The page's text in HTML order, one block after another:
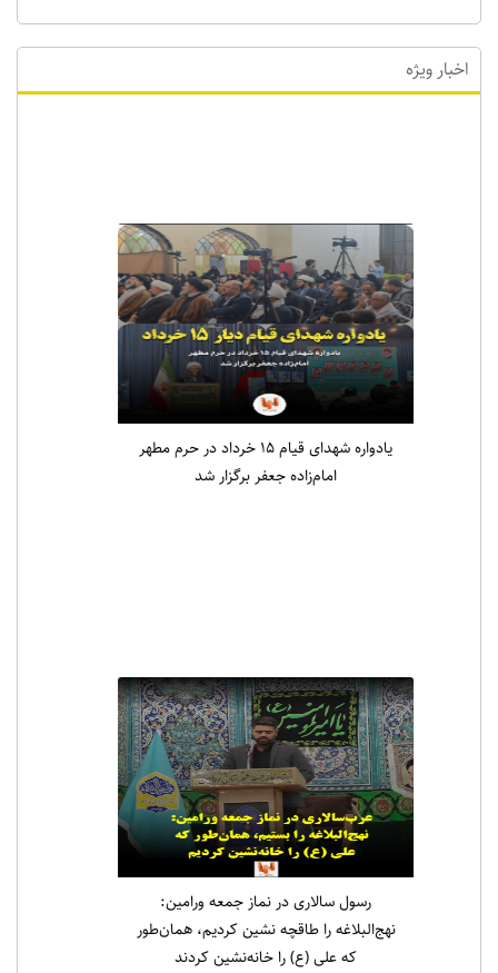
اخبار ویژه
یادواره شهدای قیام ۱۵ خرداد در حرم مطهر
امام‌زاده جعفر برگزار شد
رسول سالاری در نماز جمعه ورامین:
نهج‌البلاغه را طاقچه نشین کردیم، همان‌طور
که علی (ع) را خانه‌نشین کردند